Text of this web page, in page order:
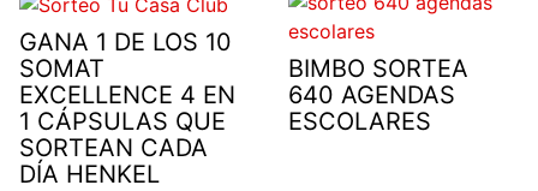
GANA 1 DE LOS 10
SOMAT
EXCELLENCE 4 EN
1 CÁPSULAS QUE
SORTEAN CADA
DÍA HENKEL
BIMBO SORTEA
640 AGENDAS
ESCOLARES